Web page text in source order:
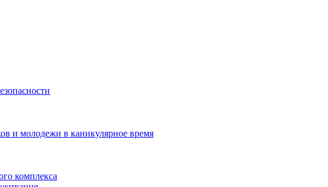
и молодежи в каникулярное время
комплекса